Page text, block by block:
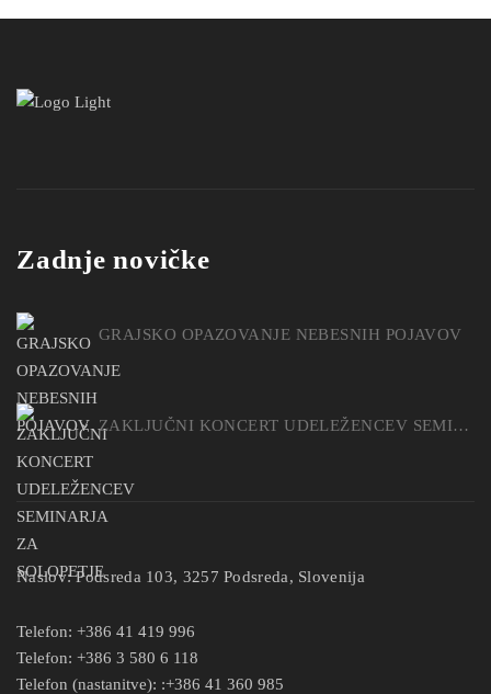
Zadnje novičke
GRAJSKO OPAZOVANJE NEBESNIH POJAVOV
ZAKLJUČNI KONCERT UDELEŽENCEV SEMINARJA ZA SOLOPETJE
Naslov:Podsreda 103, 3257 Podsreda, Slovenija
Telefon: +386 41 419 996
Telefon: +386 3 580 6 118
Telefon (nastanitve): :+386 41 360 985